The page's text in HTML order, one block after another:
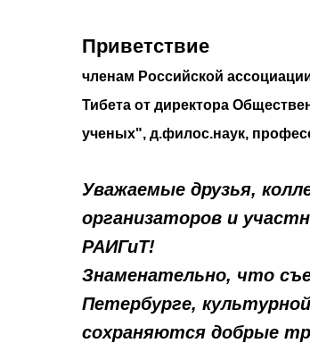
Приветствие
членам Российской
Тибета от директора
ученых", д.филос.наук,
Уважаемые друзья,
организаторов и
РАИГиТ!
Знаменательно, что
Петербурге,
сохраняются добрые